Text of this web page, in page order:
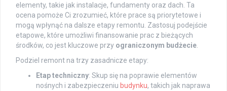
elementy, takie jak instalacje, fundamenty oraz dach. Ta
ocena pomoże Ci zrozumieć, które prace są priorytetowe i
mogą wpłynąć na dalsze etapy remontu. Zastosuj podejście
etapowe, które umożliwi finansowanie prac z bieżących
środków, co jest kluczowe przy ograniczonym budżecie.
Podziel remont na trzy zasadnicze etapy:
Etap techniczny: Skup się na poprawie elementów
nośnych i zabezpieczeniu budynku, takich jak naprawa